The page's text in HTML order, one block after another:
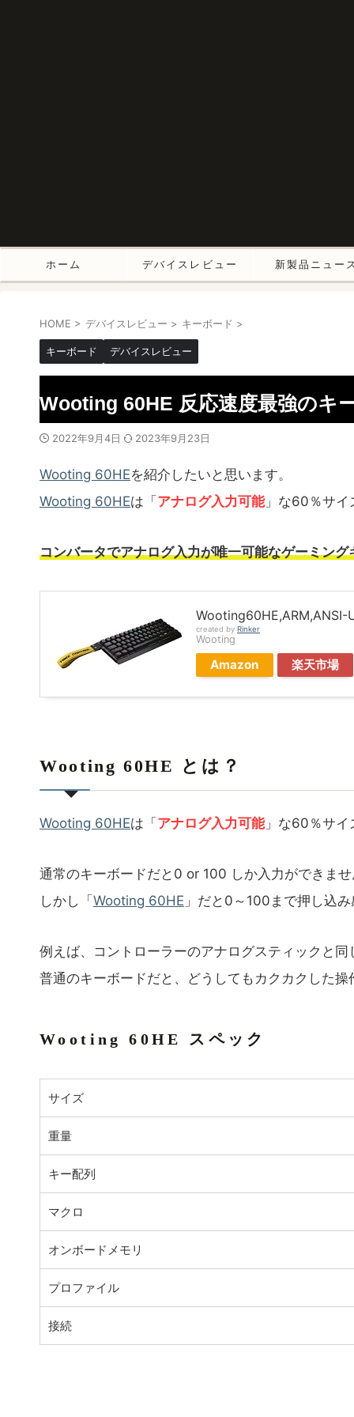
ホーム デバイスレビュー 新製品ニュー
HOME > デバイスレビュー > キーボード >
キーボード デバイスレビュー
Wooting 60HE 反応速度最強のキ
2022年9月4日 2023年9月23日
Wooting 60HEを紹介したいと思います。
Wooting 60HEは「アナログ入力可能」な60％サイ
コンバータでアナログ入力が唯一可能なゲーミン
Wooting60HE,ARM,ANSI-
created by Rinker
Wooting
Amazon 楽天市場
Wooting 60HE とは？
Wooting 60HEは「 アナログ入力可能」な60％サイ
通常のキーボードだと0 or 100 しか入力ができま
しかし「 Wooting 60HE 」だと0～100まで押し込
例えば、コントローラーのアナログスティックと
普通のキーボードだと、どうしてもカクカクした操
Wooting 60HE スペック
サイズ
重量
キー配列
マクロ
オンボードメモリ
プロファイル
接続